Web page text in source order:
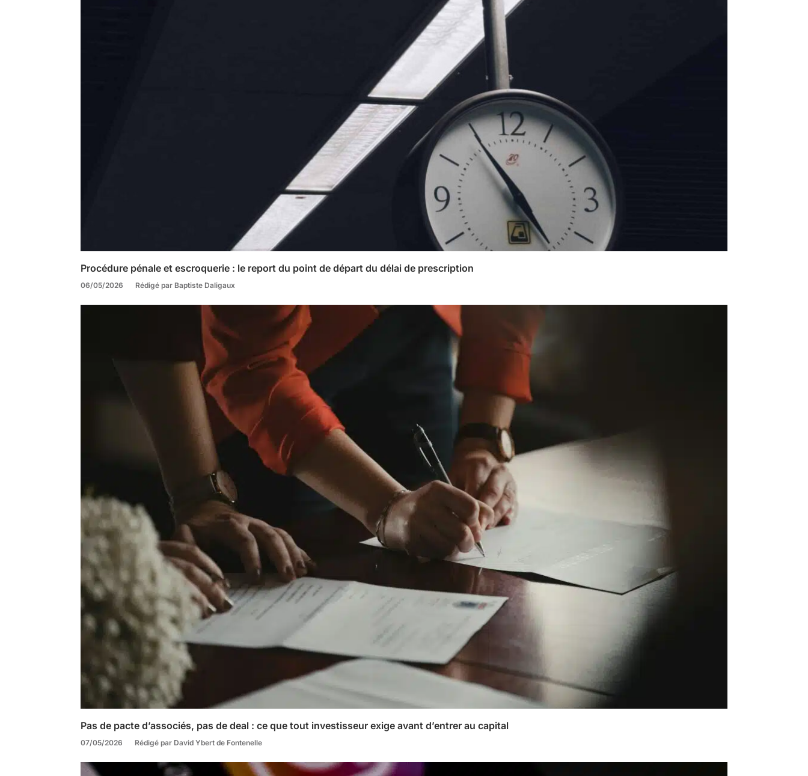
Pas de pacte d’associés, pas de deal : ce que tout investisseur exige avant d’entrer au capital
07/05/2026 Rédigé par David Ybert de Fontenelle
Procédure pénale et escroquerie : le report du point de départ du délai de prescription
06/05/2026 Rédigé par Baptiste Daligaux